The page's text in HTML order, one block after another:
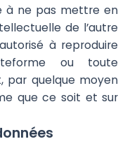
à ne pas mettre en
de l’autre
à reproduire
ou toute
par quelque moyen
que ce soit et sur